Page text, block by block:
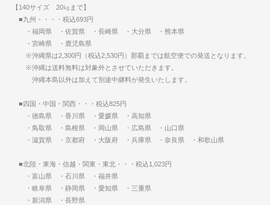
【140サイズ 20㎏まで】
■九州・・・・税込693円
・福岡県 ・佐賀県 ・長崎県 ・大分県 ・熊本県
・宮崎県 ・鹿児島県
※沖縄県は2,300円（税込2,530円）那覇までは航空便での発送となります。
※沖縄は送料無料は対象外とさせていただきます。
沖縄本島以外は加えて別途中継料が発生いたします。
■四国・中国・関西・・・税込825円
・徳島県 ・香川県 ・愛媛県 ・高知県
・鳥取県 ・島根県 ・岡山県 ・広島県 ・山口県
・滋賀県 ・京都府 ・大阪府 ・兵庫県 ・奈良県 ・和歌山県
■北陸・東海・信越・関東・東北・・・税込1,023円
・富山県 ・石川県 ・福井県
・岐阜県 ・静岡県 ・愛知県 ・三重県
・新潟県 ・長野県